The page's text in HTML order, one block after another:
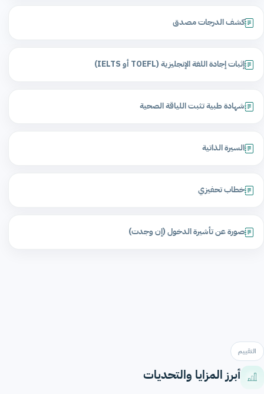
كشف الدرجات مصدق
إثبات إجادة اللغة الإنجليزية (TOEFL أو IELTS)
شهادة طبية تثبت اللياقة الصحية
السيرة الذاتية
خطاب تحفيزي
صورة عن تأشيرة الدخول (إن وجدت)
التقييم
أبرز المزايا والتحديات